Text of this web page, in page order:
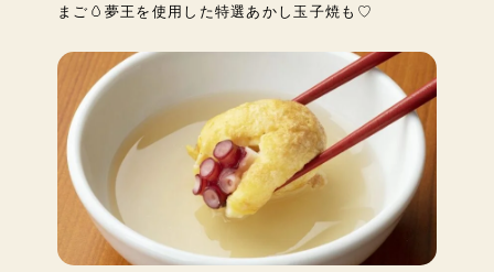
まご🥚夢王を使用した特選あかし玉子焼も♡